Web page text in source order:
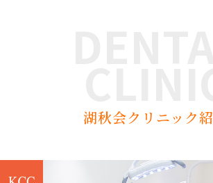
湖秋会クリニック